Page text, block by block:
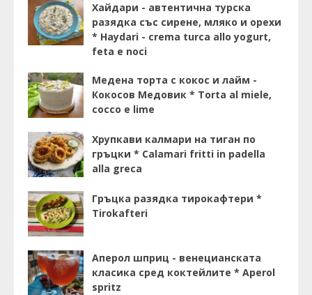
Хайдари - автентична турска
разядка със сирене, мляко и орехи
* Haydari - crema turca allo yogurt,
feta e noci
Медена торта с кокос и лайм -
Кокосов Медовик * Torta al miele,
cocco e lime
Хрупкави калмари на тиган по
гръцки * Calamari fritti in padella
alla greca
Гръцка разядка тирокафтери *
Tirokafteri
Аперол шприц - венецианската
класика сред коктейлите * Aperol
spritz